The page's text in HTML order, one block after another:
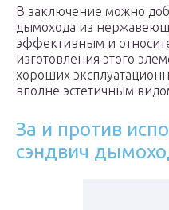
В заключение можно
дымохода из
эффективным и
изготовления этого
хороших
вполне эстетичным
За и против
сэндвич